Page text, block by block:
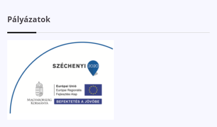
Pályázatok